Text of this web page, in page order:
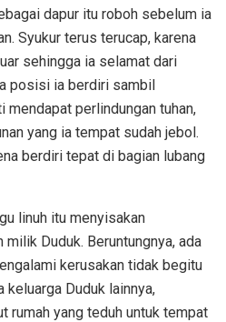
dapur itu roboh sebelum ia
Syukur terus terucap, karena
sehingga ia selamat dari
posisi ia berdiri sambil
mendapat perlindungan tuhan,
yang ia tempat sudah jebol.
berdiri tepat di bagian lubang
linuh itu menyisakan
milik Duduk. Beruntungnya, ada
kerusakan tidak begitu
keluarga Duduk lainnya,
rumah yang teduh untuk tempat